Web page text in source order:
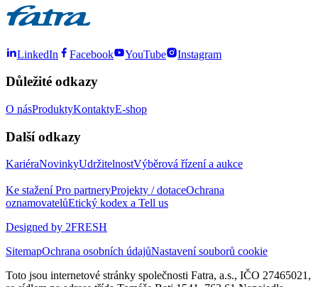
LinkedIn Facebook YouTube Instagram
Důležité odkazy
O násProduktyKontaktyE-shop
Další odkazy
KariéraNovinkyUdržitelnostVýběrová řízení a aukce
Ke staženíPro partneryProjekty / dotaceOchrana
oznamovatelůEtický kodex a Tell us
Designed by 2FRESH
SitemapOchrana osobních údajůNastavení souborů cookie
Toto jsou internetové stránky společnosti Fatra, a.s., IČO 27465021,